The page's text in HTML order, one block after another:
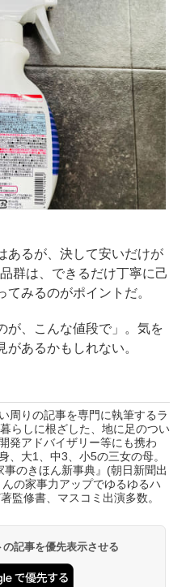
あるが、決して安いだけが
群は、できるだけ丁寧に己
みるのがポイントだ。
が、こんな値段で」。気を
あるかもしれない。
周りの記事を専門に執筆するラ
らしに根ざした、地に足のつい
発アドバイザリー等にも携わ
、大1、中3、小5の三女の母。
事のきほん新事典』(朝日新聞出
の家事力アップでゆるゆるハ
監修書、マスコミ出演多数。
記事を優先表示させる